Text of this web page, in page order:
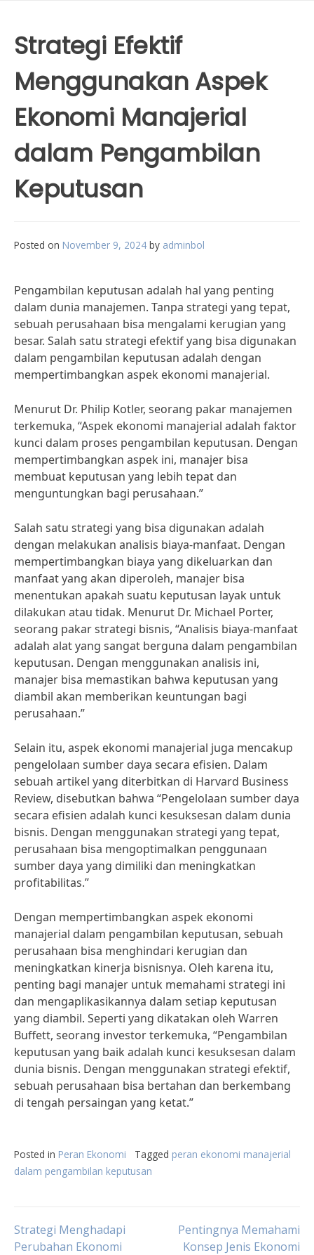
Strategi Efektif
Menggunakan Aspek
Ekonomi Manajerial
dalam Pengambilan
Keputusan
Posted on November 9, 2024 by adminbol
Pengambilan keputusan adalah hal yang penting
dalam dunia manajemen. Tanpa strategi yang tepat,
sebuah perusahaan bisa mengalami kerugian yang
besar. Salah satu strategi efektif yang bisa digunakan
dalam pengambilan keputusan adalah dengan
mempertimbangkan aspek ekonomi manajerial.
Menurut Dr. Philip Kotler, seorang pakar manajemen
terkemuka, “Aspek ekonomi manajerial adalah faktor
kunci dalam proses pengambilan keputusan. Dengan
mempertimbangkan aspek ini, manajer bisa
membuat keputusan yang lebih tepat dan
menguntungkan bagi perusahaan.”
Salah satu strategi yang bisa digunakan adalah
dengan melakukan analisis biaya-manfaat. Dengan
mempertimbangkan biaya yang dikeluarkan dan
manfaat yang akan diperoleh, manajer bisa
menentukan apakah suatu keputusan layak untuk
dilakukan atau tidak. Menurut Dr. Michael Porter,
seorang pakar strategi bisnis, “Analisis biaya-manfaat
adalah alat yang sangat berguna dalam pengambilan
keputusan. Dengan menggunakan analisis ini,
manajer bisa memastikan bahwa keputusan yang
diambil akan memberikan keuntungan bagi
perusahaan.”
Selain itu, aspek ekonomi manajerial juga mencakup
pengelolaan sumber daya secara efisien. Dalam
sebuah artikel yang diterbitkan di Harvard Business
Review, disebutkan bahwa “Pengelolaan sumber daya
secara efisien adalah kunci kesuksesan dalam dunia
bisnis. Dengan menggunakan strategi yang tepat,
perusahaan bisa mengoptimalkan penggunaan
sumber daya yang dimiliki dan meningkatkan
profitabilitas.”
Dengan mempertimbangkan aspek ekonomi
manajerial dalam pengambilan keputusan, sebuah
perusahaan bisa menghindari kerugian dan
meningkatkan kinerja bisnisnya. Oleh karena itu,
penting bagi manajer untuk memahami strategi ini
dan mengaplikasikannya dalam setiap keputusan
yang diambil. Seperti yang dikatakan oleh Warren
Buffett, seorang investor terkemuka, “Pengambilan
keputusan yang baik adalah kunci kesuksesan dalam
dunia bisnis. Dengan menggunakan strategi efektif,
sebuah perusahaan bisa bertahan dan berkembang
di tengah persaingan yang ketat.”
Posted in Peran Ekonomi Tagged peran ekonomi manajerial
dalam pengambilan keputusan
Post
Strategi Menghadapi
Perubahan Ekonomi
Pentingnya Memahami
Konsep Jenis Ekonomi